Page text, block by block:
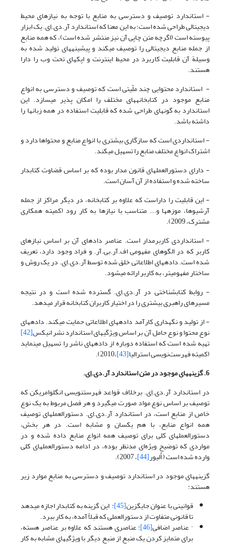
- استاندارد توصیف و دسترسی به منابع با توجه به نیازهای محیط
دیجیتالی طراحی شده است؛ به این معنا که استاندارد آر.دی.اِی. یک ابزار
پیوسته است (اگرچه متن چاپی آن نیز منتشر شده است)، که همه منابع
از جمله منابع دیجیتالی را توصیف می­کند و پیشینه­های تولید شده به
وسیلة آن قابلیت کاربرد در محیط اینترنت و اپک­های تحت وب را دارا
هستند.
- استاندارد محتوایی چند ملّیتی است که توصیف و دسترسی به انواع
منابع موجود در کتابخانه­های مختلف را امکان پذیر می­سازد. این
استاندارد به گونه­ای طراحی شده که قابلیت استفاده در همه زبانها را
داشته باشد.
- استانداردی است که سازگاری بیشتری با انواع منابع و محتواها دارد و
اشتراک انواع مختلف منابع را تسهیل می­کند.
- دارای دستورالعملهای قانون مدار بوده که بر اساس قضاوت کتابدار
ساخته شده و استفاده از آن آسان است.
- این قابلیت را داراست که علاوه بر کتابخانه، در دیگر مراکز از جمله
آرشیوها، موزه­ها و... متناسب با نیازها به کار رود (کمیته همکاری
مشترک، 2009).
- استانداردی کاربرمدار است. عناصر داده­ای آن بر اساس نیازهای
کاربر که در الگوهای مفهومی اف.آر.بی.آر. و فراد وجود دارد، تعریف
شده است. داده­های اطلاعاتی خلق شده توسط آر.دی.اِی. در یک روش و
ساختار مفهومی­تر، به کاربر ارائه می­شود.
- روابط کتابشناختی در آر.دی.اِی. گسترده شده است و در نتیجه
مسیرهای راهبری بیشتری را در اختیار کاربران کتابخانه قرار می­دهد.
- از تولید و نگهداری کارآمد داده­های اطلاعاتی حمایت می­کند. داده­های
نوع محتوا و نوع حامل آن بر اساس ویژگیهای استاندارد نشر انیکس[42]
تهیه شده است که استفاده دوباره از داده­های ناشر را تسهیل می­نماید
(کمیته فهرست‌نویسی استرالیا[43]
،2010).
6. گزینه­های موجود در متن استاندارد آر.دی.اِی.
در استاندارد آر.دی.اِی. برخلاف قواعد فهرست­نویسی انگلوامریکن که
توصیف بر اساس نوع مواد صورت می­گیرد و هر فصل مربوط به یک نوع
خاص از منابع است، در استاندارد آر.دی.اِی. دستورالعملهای توصیف
همه انواع منابع، با هم یکسان و مشابه است. در هر بخش،
دستورالعملهای کلی برای توصیف همه انواع منابع داده شده و در
مواردی که توضیح ویژه‌ای مدنظر بوده، در ادامه دستورالعملهای کلی
وارده شده است ( اَُلیور[44]
، 2007).
گزینه­های موجود در استاندارد توصیف و دسترسی به منابع موارد زیر
هستند:
قوانینی با عنوان جایگزین[45] : این گزینه به کتابدار اجازه می­دهد
تا قانونی متفاوت از دستورالعملی که قبلاً آمده، به کار ببرد.
· عناصر اضافی[46] : عناصری هستند که علاوه بر عناصر هسته،
برای متمایز کردن یک منبع از منبع دیگر با ویژگیهای مشابه به کار